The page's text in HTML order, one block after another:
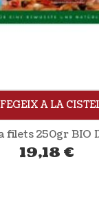
A LA
filets 250gr BIO
19,18 €